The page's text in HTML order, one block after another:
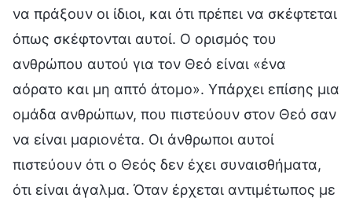
να πράξουν οι ίδιοι, και ότι πρέπει να σκέφτεται
όπως σκέφτονται αυτοί. Ο ορισμός του
ανθρώπου αυτού για τον Θεό είναι «ένα
αόρατο και μη απτό άτομο». Υπάρχει επίσης μια
ομάδα ανθρώπων, που πιστεύουν στον Θεό σαν
να είναι μαριονέτα. Οι άνθρωποι αυτοί
πιστεύουν ότι ο Θεός δεν έχει συναισθήματα,
ότι είναι άγαλμα. Όταν έρχεται αντιμέτωπος με